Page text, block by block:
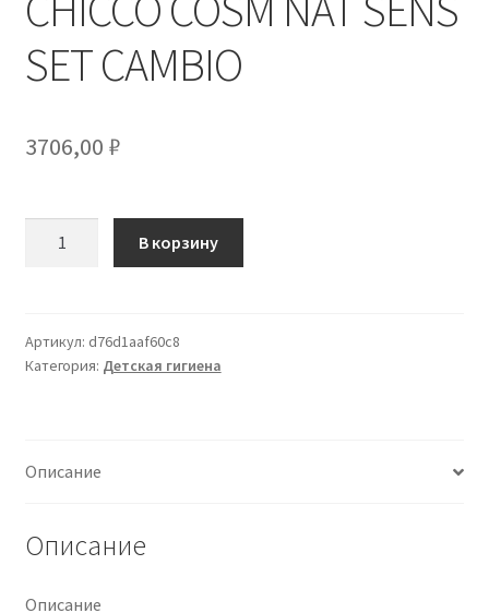
SET CAMBIO
3706,00 ₽
NAT
SENS
В корзину
Артикул: d76d1aaf60c8
Категория: Детская гигиена
Описание
Описание
Описание